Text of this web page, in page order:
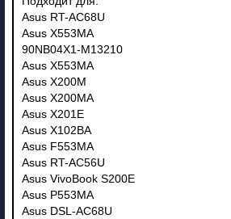
Asus RT-AC68U
Asus X553MA
90NB04X1-M13210
Asus X553MA
Asus X200M
Asus X200MA
Asus X201E
Asus X102BA
Asus F553MA
Asus RT-AC56U
Asus VivoBook S200E
Asus P553MA
Asus DSL-AC68U